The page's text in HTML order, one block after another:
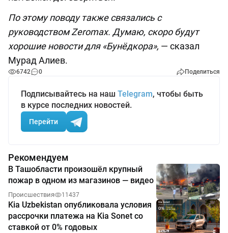
По этому поводу также связались с
руководством Zeromax. Думаю, скоро будут
хорошие новости для «Бунёдкора», — сказал
Мурад Алиев.
6742 0 Поделиться
Подписывайтесь на наш Telegram, чтобы быть
в курсе последних новостей.
Перейти
Рекомендуем
В Ташобласти произошёл крупный
пожар в одном из магазинов — видео
Происшествия 11437
Kia Uzbekistan опубликовала условия
рассрочки платежа на Kia Sonet со
ставкой от 0% годовых